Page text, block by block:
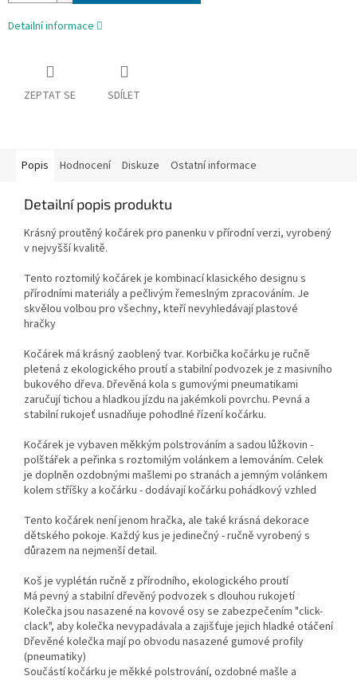
Detailní informace
ZEPTAT SE SDÍLET
Popis Hodnocení Diskuze Ostatní informace
Detailní popis produktu
Krásný proutěný kočárek pro panenku v přírodní verzi, vyrobený
v nejvyšší kvalitě.
Tento roztomilý kočárek je kombinací klasického designu s
přírodními materiály a pečlivým řemeslným zpracováním. Je
skvělou volbou pro všechny, kteří nevyhledávají plastové
hračky
Kočárek má krásný zaoblený tvar. Korbička kočárku je ručně
pletená z ekologického proutí a stabilní podvozek je z masivního
bukového dřeva. Dřevěná kola s gumovými pneumatikami
zaručují tichou a hladkou jízdu na jakémkoli povrchu. Pevná a
stabilní rukojeť usnadňuje pohodlné řízení kočárku.
Kočárek je vybaven měkkým polstrováním a sadou lůžkovin -
polštářek a peřinka s roztomilým volánkem a lemováním. Celek
je doplněn ozdobnými mašlemi po stranách a jemným volánkem
kolem stříšky a kočárku - dodávají kočárku pohádkový vzhled
Tento kočárek není jenom hračka, ale také krásná dekorace
dětského pokoje. Každý kus je jedinečný - ručně vyrobený s
důrazem na nejmenší detail.
Koš je vyplétán ručně z přírodního, ekologického proutí
Má pevný a stabilní dřevěný podvozek s dlouhou rukojetí
Kolečka jsou nasazené na kovové osy se zabezpečením "click-
clack", aby kolečka nevypadávala a zajišťuje jejich hladké otáčení
Dřevěné kolečka mají po obvodu nasazené gumové profily
(pneumatiky)
Součástí kočárku je měkké polstrování, ozdobné mašle a